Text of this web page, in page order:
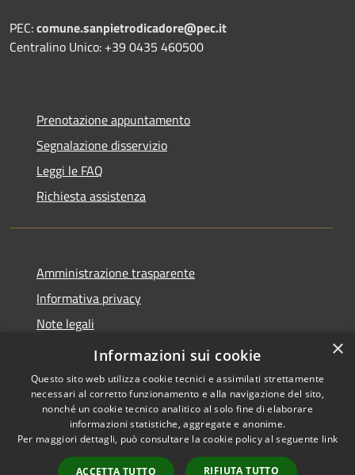
PEC:comune.sanpietrodicadore@pec.it
Centralino Unico: +39 0435 460500
Prenotazione appuntamento
Segnalazione disservizio
Leggi le FAQ
Richiesta assistenza
Amministrazione trasparente
Informativa privacy
Note legali
Dichiarazione di accessibilità
Accessibilità
Copyright © 2026 • Comune di
San Pietro di Cadore • Powered
byMunicipium Accesso
×
Informazioni sui cookie
Questo sito web utilizza cookie tecnici e assimilati strettamente
necessari al corretto funzionamento e alla navigazione del sito,
nonché un cookie tecnico analitico al solo fine di elaborare
informazioni statistiche, aggregate e anonime.
Per maggiori dettagli, può consultare la cookie policy al seguente link
ACCETTA TUTTO RIFIUTA TUTTO